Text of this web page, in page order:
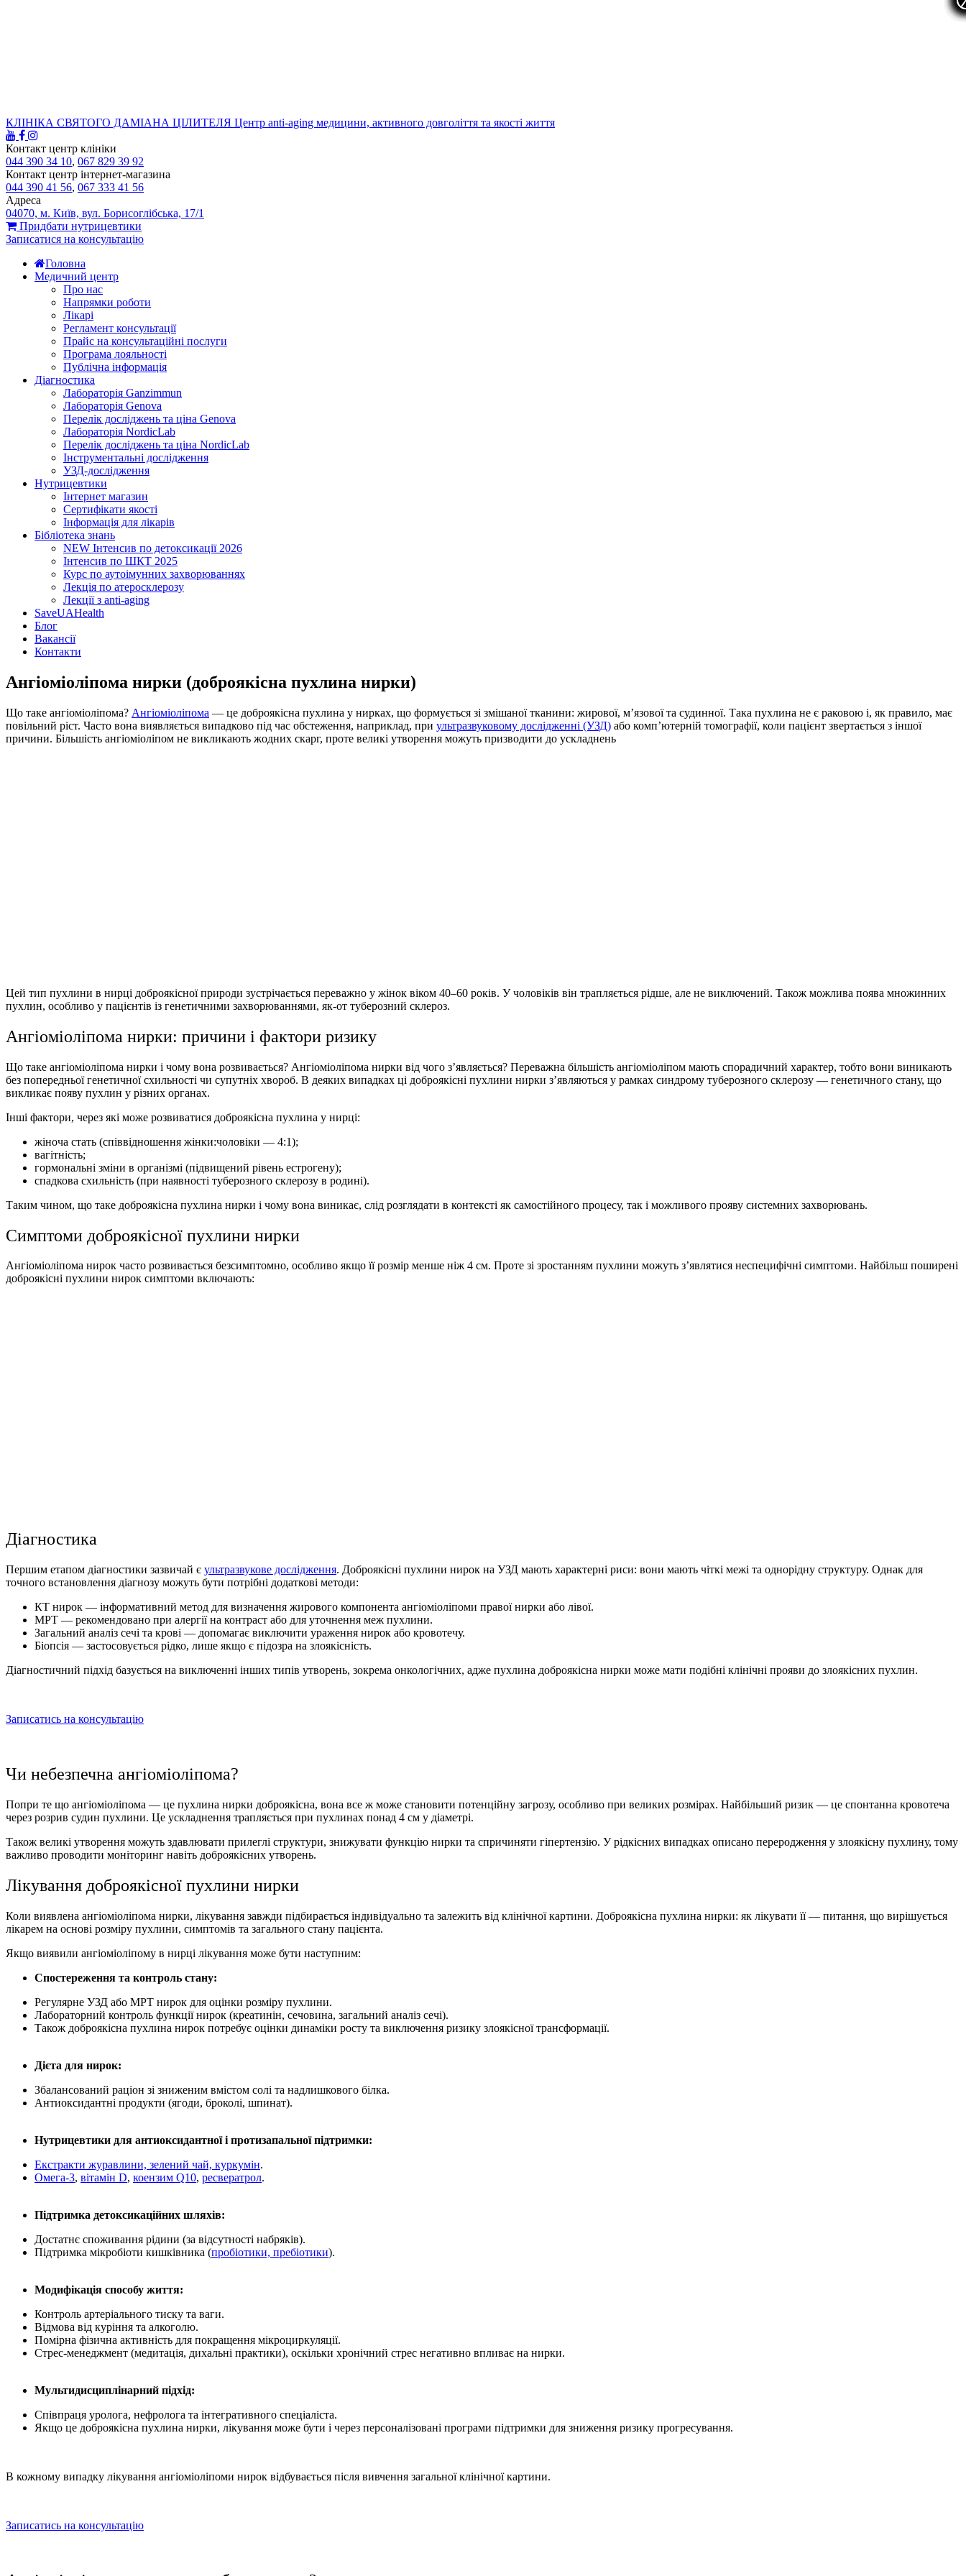
КЛІНІКА СВЯТОГО ДАМІАНА ЦІЛИТЕЛЯ Центр anti-aging медицини, активного довголіття та якості життя
Контакт центр клініки
044 390 34 10, 067 829 39 92
Контакт центр інтернет-магазина
044 390 41 56, 067 333 41 56
Адреса
04070, м. Київ, вул. Борисоглібська, 17/1
Придбати нутрицевтики
Записатися на консультацію
Головна
Медичний центр
Про нас
Напрямки роботи
Лікарі
Регламент консультації
Прайс на консультаційні послуги
Програма лояльності
Публічна інформація
Діагностика
Лабораторія Ganzimmun
Лабораторія Genova
Перелік досліджень та ціна Genova
Лабораторія NordicLab
Перелік досліджень та ціна NordicLab
Інструментальні дослідження
УЗД-дослідження
Нутрицевт​ики
Інтернет магазин
Сертифікати якості
Інформація для лікарів
Бібліотека знань
NEW Інтенсив по детоксикації 2026
Інтенсив по ШКТ 2025
Курс по аутоімунних захворюваннях
Лекція по атеросклерозу
Лекції з anti-aging
SaveUAHealth
Блог
Вакансії
Контакти
Ангіоміоліпома нирки (доброякісна пухлина нирки)
Що таке ангіоміоліпома? Ангіоміоліпома — це доброякісна пухлина у нирках, що формується зі змішаної тканини: жирової, м’язової та судинної. Така пухлина не є раковою і, як правило, має
повільний ріст. Часто вона виявляється випадково під час обстеження, наприклад, при ультразвуковому дослідженні (УЗД) або комп’ютерній томографії, коли пацієнт звертається з іншої
причини. Більшість ангіоміоліпом не викликають жодних скарг, проте великі утворення можуть призводити до ускладнень
Цей тип пухлини в нирці доброякісноїприроди зустрічається переважно у жінок віком 40–60 років. У чоловіків він трапляється рідше, але не виключений. Також можлива поява множинних
пухлин, особливо у пацієнтів із генетичними захворюваннями, як-от туберозний склероз.
Ангіоміоліпома нирки: причини і фактори ризику
Що таке ангіоміоліпома нирки і чому вона розвивається? Ангіоміоліпома нирки від чого з’являється? Переважна більшість ангіоміоліпом мають спорадичний характер, тобто вони виникають
без попередньої генетичної схильності чи супутніх хвороб. В деяких випадках ці доброякісні пухлини нирки з’являються у рамках синдрому туберозного склерозу — генетичного стану, що
викликає появу пухлин у різних органах.
Інші фактори, через які може розвиватися доброякісна пухлина у нирці:
жіноча стать (співвідношення жінки:чоловіки — 4:1);
вагітність;
гормональні зміни в організмі (підвищений рівень естрогену);
спадкова схильність (при наявності туберозного склерозу в родині).
Таким чином, що таке доброякісна пухлина нирки і чому вона виникає, слід розглядати в контексті як самостійного процесу, так і можливого прояву системних захворювань.
Симптоми доброякісної пухлини нирки
Ангіоміоліпома нирок часто розвивається безсимптомно, особливо якщо її розмір менше ніж 4 см. Проте зі зростанням пухлини можуть з’являтися неспецифічні симптоми. Найбільш поширені
доброякісні пухлини нирок симптоми включають:
Діагностика
Першим етапом діагностики зазвичай є ультразвукове дослідження. Доброякісні пухлини нирок на УЗД мають характерні риси: вони мають чіткі межі та однорідну структуру. Однак для
точного встановлення діагнозу можуть бути потрібні додаткові методи:
КТ нирок — інформативний метод для визначення жирового компонента ангіоміоліпоми правої нирки або лівої.
МРТ — рекомендовано при алергії на контраст або для уточнення меж пухлини.
Загальний аналіз сечі та крові — допомагає виключити ураження нирок або кровотечу.
Біопсія — застосовується рідко, лише якщо є підозра на злоякісність.
Діагностичний підхід базується на виключенні інших типів утворень, зокрема онкологічних, адже пухлина доброякісна нирки може мати подібні клінічні прояви до злоякісних пухлин.
Записатись на консультацію
Чи небезпечна ангіоміоліпома?
Попри те що ангіоміоліпома — це пухлина нирки доброякісна, вона все ж може становити потенційну загрозу, особливо при великих розмірах. Найбільший ризик — це спонтанна кровотеча
через розрив судин пухлини. Це ускладнення трапляється при пухлинах понад 4 см у діаметрі.
Також великі утворення можуть здавлювати прилеглі структури, знижувати функцію нирки та спричиняти гіпертензію. У рідкісних випадках описано переродження у злоякісну пухлину, тому
важливо проводити моніторинг навіть доброякісних утворень.
Лікування доброякісної пухлини нирки
Коли виявлена ангіоміоліпома нирки, лікування завжди підбирається індивідуально та залежить від клінічної картини. Доброякісна пухлина нирки: як лікувати її — питання, що вирішується
лікарем на основі розміру пухлини, симптомів та загального стану пацієнта.
Якщо виявили ангіоміоліпому в нирці лікування може бути наступним:
Спостереження та контроль стану:
Регулярне УЗД або МРТ нирок для оцінки розміру пухлини.
Лабораторний контроль функції нирок (креатинін, сечовина, загальний аналіз сечі).
Також доброякісна пухлина нирок потребує оцінки динаміки росту та виключення ризику злоякісної трансформації.
Дієта для нирок:
Збалансований раціон зі зниженим вмістом солі та надлишкового білка.
Антиоксидантні продукти (ягоди, броколі, шпинат).
Нутрицевтики для антиоксидантної і протизапальної підтримки:
Екстракти журавлини, зелений чай, куркумін.
Омега‑3, вітамін D, коензим Q10, ресвератрол.
Підтримка детоксикаційних шляхів:
Достатнє споживання рідини (за відсутності набряків).
Підтримка мікробіоти кишківника (пробіотики, пребіотики).
Модифікація способу життя:
Контроль артеріального тиску та ваги.
Відмова від куріння та алкоголю.
Помірна фізична активність для покращення мікроциркуляції.
Стрес‑менеджмент (медитація, дихальні практики), оскільки хронічний стрес негативно впливає на нирки.
Мультидисциплінарний підхід:
Співпраця уролога, нефролога та інтегративного спеціаліста.
Якщо це доброякісна пухлина нирки, лікування може бути і через персоналізовані програми підтримки для зниження ризику прогресування.
В кожному випадку лікування ангіоміоліпоми нирок відбувається після вивчення загальної клінічної картини.
Записатись на консультацію